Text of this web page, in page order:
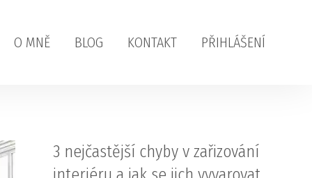
O MNĚ BLOG KONTAKT PŘIHLÁŠENÍ
3 nejčastější chyby v zařizování